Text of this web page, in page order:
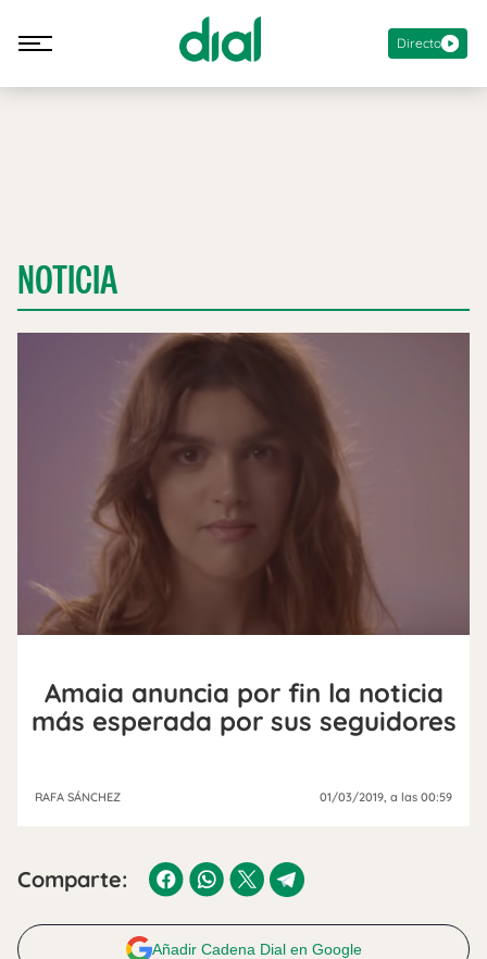
Directo
NOTICIA
Amaia anuncia por fin la noticia
más esperada por sus seguidores
RAFA SÁNCHEZ 01/03/2019 , a las 00:59
Comparte:
Añadir Cadena Dial en Google